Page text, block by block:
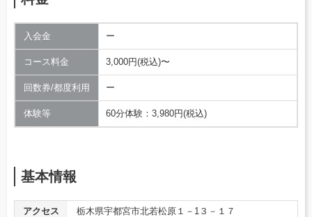
入会金 ー
コース料金 3,000円(税込)〜
回数券/都度利用 ー
体験等 60分体験：3,980円(税込)
基本情報
アクセス 栃木県宇都宮市北若松原１－1３－１７